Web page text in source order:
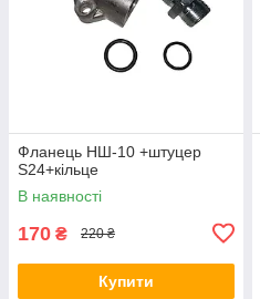
Фланець НШ-10 +штуцер
S24+кільце
В наявності
170 ₴ 220 ₴
Купити